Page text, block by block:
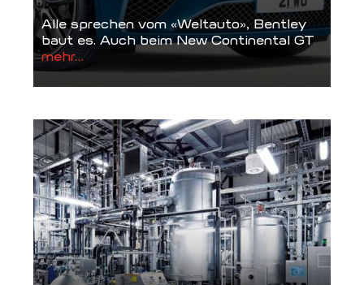
Alle sprechen vom «Weltauto», Bentley
baut es. Auch beim New Continental GT
mehr...